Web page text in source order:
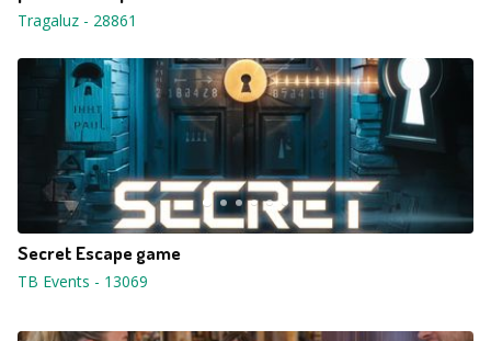
Tragaluz - 28861
Secret Escape game
TB Events - 13069